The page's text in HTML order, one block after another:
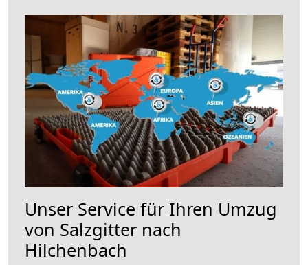
Unser Service für Ihren Umzug
von Salzgitter nach
Hilchenbach